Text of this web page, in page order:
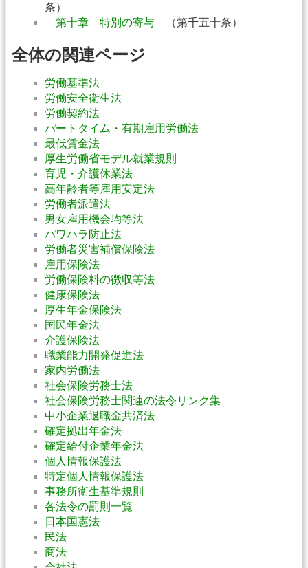
条）
第十章 特別の寄与 （第千五十条）
全体の関連ページ
労働基準法
労働安全衛生法
労働契約法
パートタイム・有期雇用労働法
最低賃金法
厚生労働省モデル就業規則
育児・介護休業法
高年齢者等雇用安定法
労働者派遣法
男女雇用機会均等法
パワハラ防止法
労働者災害補償保険法
雇用保険法
労働保険料の徴収等法
健康保険法
厚生年金保険法
国民年金法
介護保険法
職業能力開発促進法
家内労働法
社会保険労務士法
社会保険労務士関連の法令リンク集
中小企業退職金共済法
確定拠出年金法
確定給付企業年金法
個人情報保護法
特定個人情報保護法
事務所衛生基準規則
各法令の罰則一覧
日本国憲法
民法
商法